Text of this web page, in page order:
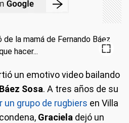
un emotivo video bailando
Sosa. A tres años de su
un grupo de rugbiers en Villa
Graciela dejó un